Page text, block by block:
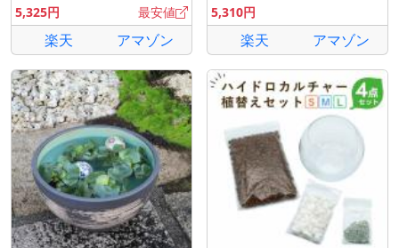
5,325円 最安値
楽天 アマゾン
5,310円
楽天 アマゾン